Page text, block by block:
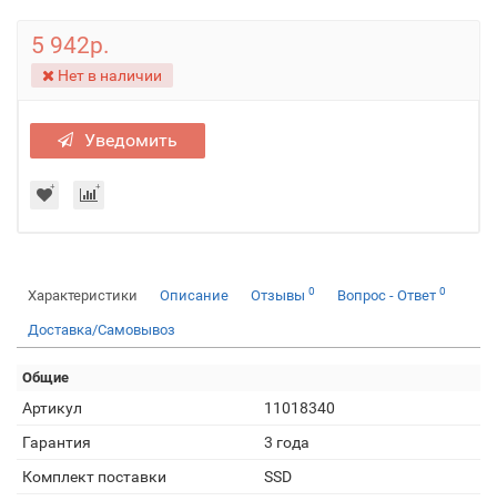
5 942р.
Нет в наличии
Уведомить
Характеристики Описание Отзывы 0 Вопрос - Ответ 0
Доставка/Самовывоз
Общие
Артикул
11018340
Гарантия
3 года
Комплект поставки
SSD